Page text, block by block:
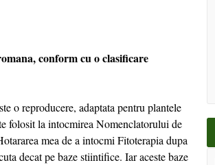
conform cu o clasificare
o reproducere, adaptata pentru plantele
folosit la intocmirea Nomenclatorului de
mea de a intocmi Fitoterapia dupa
decat pe baze stiintifice. Iar aceste baze